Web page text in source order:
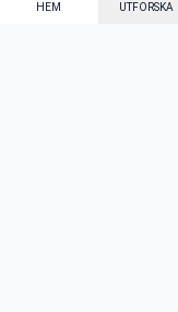
HEM UTFORSKA